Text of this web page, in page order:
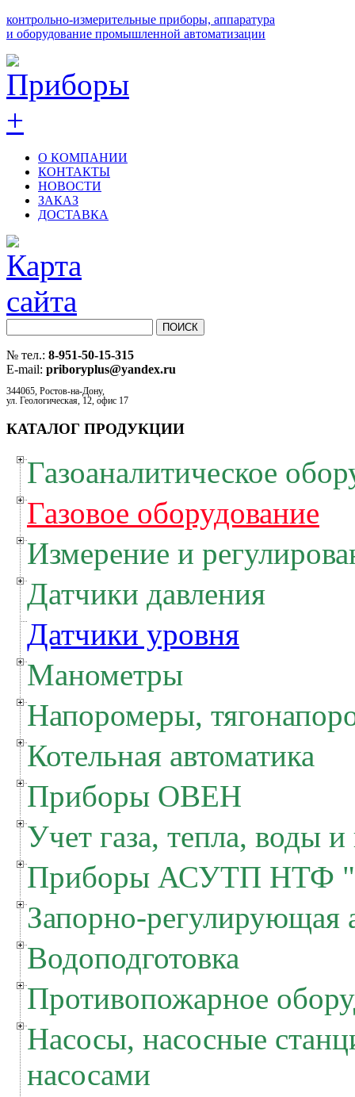
контрольно-измерительные приборы, аппаратура
и оборудование промышленной автоматизации
О КОМПАНИИ
КОНТАКТЫ
НОВОСТИ
ЗАКАЗ
ДОСТАВКА
№ тел.: 8-951-50-15-315
E-mail: priboryplus@yandex.ru
344065, Ростов-на-Дону,
ул. Геологическая, 12, офис 17
КАТАЛОГ ПРОДУКЦИИ
Газоаналитическое
Газовое оборудование
Измерение и
Датчики давления
Датчики уровня
Манометры
Напоромеры,
Котельная автоматика
Приборы ОВЕН
Учет газа, тепла, воды и
Приборы АСУТП НТФ
Запорно-регулирующая
Водоподготовка
Противопожарное
Насосы, насосные
насосами